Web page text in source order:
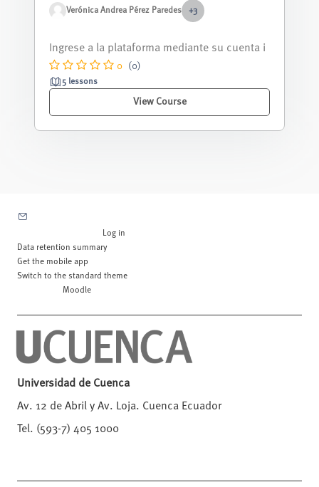
Habilitación para el Ejercicio
Profesional (EHEP) de la carrera de
Medicina
Verónica Andrea Pérez Paredes +3
ra el Curso de Acompañamiento para la...
0 (0)
5 lessons
View Course
Log in
Data retention summary
Get the mobile app
Switch to the standard theme
Moodle
Universidad de Cuenca
Av. 12 de Abril y Av. Loja. Cuenca Ecuador
Tel. (593-7) 405 1000